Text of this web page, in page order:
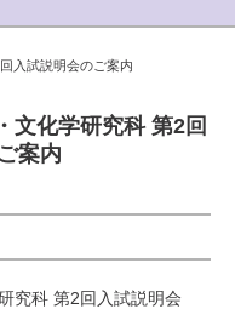
入試説明会のご案内
文化学研究科 第2回
案内
究科 第2回入試説明会